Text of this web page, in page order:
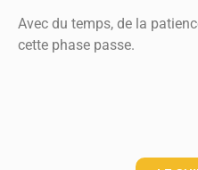
Avec du temps, de la
cette phase passe.